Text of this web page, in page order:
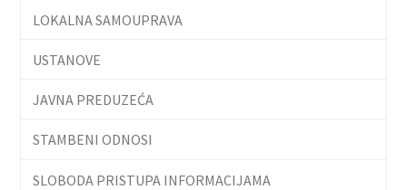
LOKALNA SAMOUPRAVA
USTANOVE
JAVNA PREDUZEĆA
STAMBENI ODNOSI
SLOBODA PRISTUPA INFORMACIJAMA